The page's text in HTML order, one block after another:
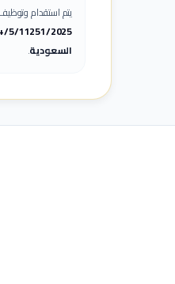
يتم استقدام
5/11251/2025
السعودية.